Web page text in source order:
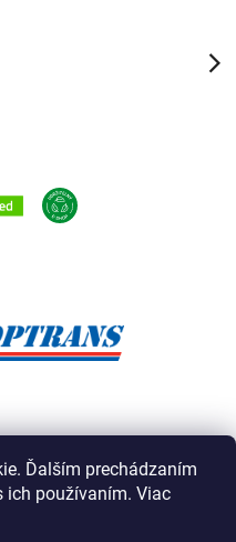
Ďalším prechádzaním
ich používaním. Viac